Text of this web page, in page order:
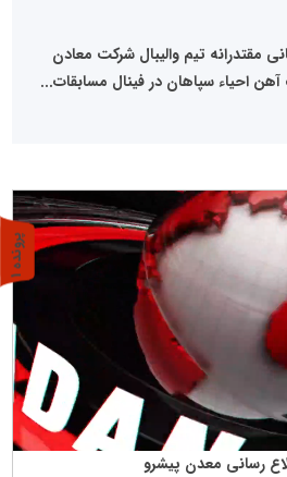
مقتدرانه تیم والیبال شرکت معادن
احیاء سپاهان در فینال مسابقات...
رسانی معدن پیشرو
پ
ر
و
ن
د
ه
1